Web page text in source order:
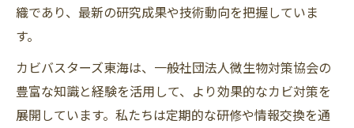
織であり、最新の研究成果や技術動向を把握していま
す。
カビバスターズ東海は、一般社団法人微生物対策協会の
豊富な知識と経験を活用して、より効果的なカビ対策を
展開しています。私たちは定期的な研修や情報交換を通